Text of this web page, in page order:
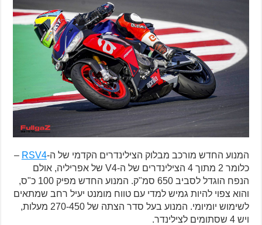
המנוע החדש מורכב מבלוק הצילינדרים הקדמי של ה-RSV4
–
כלומר 2 מתוך 4 הצילינדרים של ה-V4 של אפריליה, אולם
הנפח הוגדל לסביב 650 סמ"ק. המנוע החדש מפיק 100 כ"ס,
והוא צפוי להיות גמיש למדי עם טווח מומנט יעיל רחב שמתאים
לשימוש יומיומי. המנוע בעל סדר הצתה של 270-450 מעלות,
ויש 4 שסתומים לצילינדר.